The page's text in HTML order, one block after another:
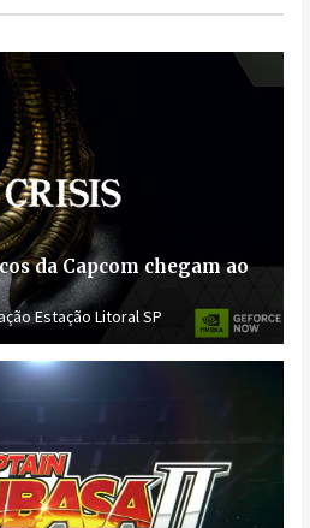
da Capcom chegam ao
Estação Litoral SP